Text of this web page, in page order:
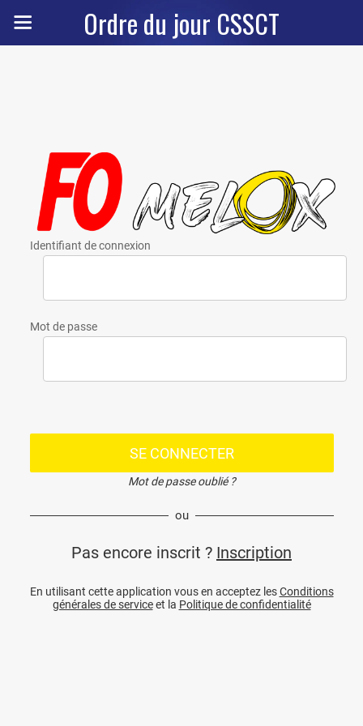
Ordre du jour CSSCT
Identifiant de connexion
Mot de passe
SE CONNECTER
Mot de passe oublié ?
ou
Pas encore inscrit ? Inscription
En utilisant cette application vous en acceptez lesConditions
générales de serviceet la Politique de confidentialité